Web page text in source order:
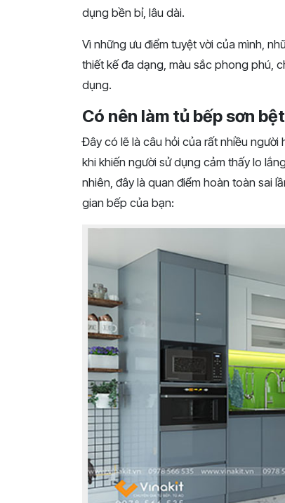
dụng bền bỉ, lâu dài.
Vì những ưu điểm tuyệt vời của mình,
thiết kế đa dạng, màu sắc phong phú,
dụng.
Có nên làm tủ bếp sơn
Đây có lẽ là câu hỏi của rất nhiều
khi khiến người sử dụng cảm thấy lo
nhiên, đây là quan điểm hoàn toàn sai
gian bếp của bạn: